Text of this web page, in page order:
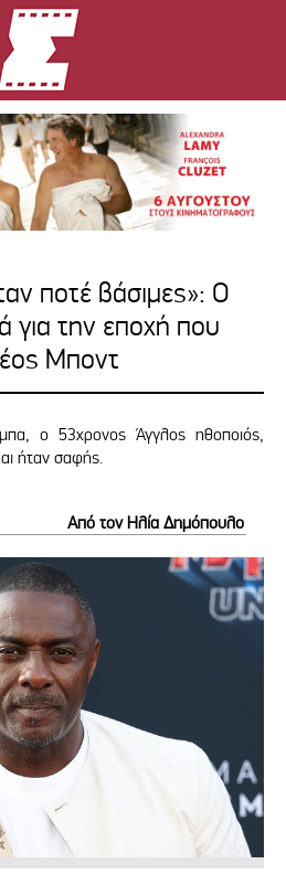
ποτέ βάσιμες»: Ο
για την εποχή που
Μποντ
ο 53χρονος Άγγλος ηθοποιός,
ήταν σαφής.
Από τον Ηλία Δημόπουλο